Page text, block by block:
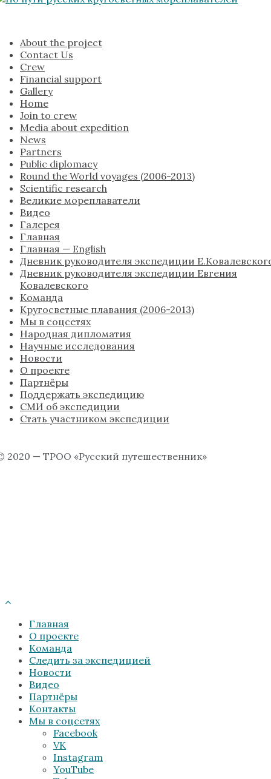
About the project
Contact Us
Crew
Financial support
Gallery
Home
Join to crew
Media about expedition
News
Partners
Public diplomacy
Round the World voyages (2006-2013)
Scientific research
Великие мореплаватели
Видео
Галерея
Главная
Главная — English
Дневник руководителя экспедиции
Дневник руководителя экспедиции Евгения
Ковалевского
Команда
Кругосветные плавания (2006-2013)
Мы в соцсетях
Народная дипломатия
Научные исследования
Новости
О проекте
Партнёры
Поддержать экспедицию
СМИ об экспедиции
Стать участником экспедиции
2020 — ТРОО «Русский путешественник»
Главная
О проекте
Команда
Следить за экспедицией
Новости
Видео
Партнёры
Контакты
Мы в соцсетях
Facebook
VK
Instagram
YouTube